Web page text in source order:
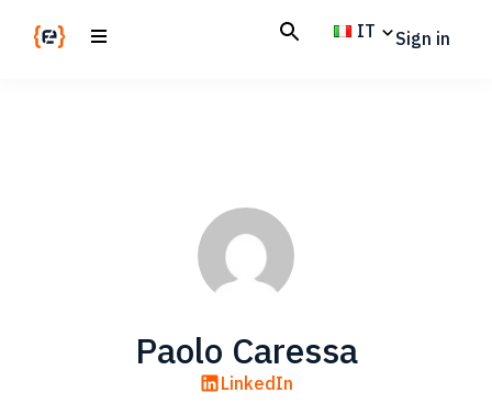
IT Sign in
Paolo Caressa
LinkedIn